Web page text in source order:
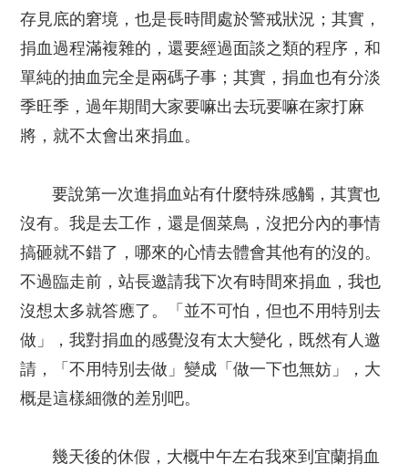
存見底的窘境，也是長時間處於警戒狀況；其實，
捐血過程滿複雜的，還要經過面談之類的程序，和
單純的抽血完全是兩碼子事；其實，捐血也有分淡
季旺季，過年期間大家要嘛出去玩要嘛在家打麻
將，就不太會出來捐血。
要說第一次進捐血站有什麼特殊感觸，其實也
沒有。我是去工作，還是個菜鳥，沒把分內的事情
搞砸就不錯了，哪來的心情去體會其他有的沒的。
不過臨走前，站長邀請我下次有時間來捐血，我也
沒想太多就答應了。「並不可怕，但也不用特別去
做」，我對捐血的感覺沒有太大變化，既然有人邀
請，「不用特別去做」變成「做一下也無妨」，大
概是這樣細微的差別吧。
幾天後的休假，大概中午左右我來到宜蘭捐血